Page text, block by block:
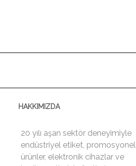
HAKKIMIZDA
20 yılı aşan sektör deneyimiyle
endüstriyel etiket, promosyonel
ürünler, elektronik cihazlar ve